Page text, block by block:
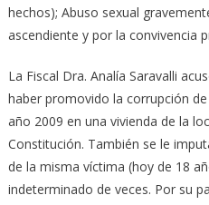
hechos); Abuso sexual
ascendiente y por la convivencia
La Fiscal Dra. Analía Saravalli
haber promovido la corrupción
año 2009 en una vivienda de la
Constitución. También se le
de la misma víctima (hoy de 18
indeterminado de veces. Por su